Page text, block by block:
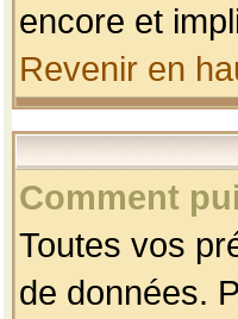
encore et
Revenir en
Comment
Toutes vos
de données.